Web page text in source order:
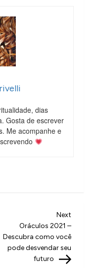
dias
Gosta de escrever
Me acompanhe e
Next
Post
Next
Oráculos 2021 –
Descubra como você
pode desvendar seu
futuro